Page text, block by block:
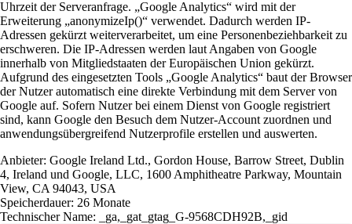
Uhrzeit der Serveranfrage. „Google Analytics“ wird mit der
Erweiterung „anonymizeIp()“ verwendet. Dadurch werden IP-
Adressen gekürzt weiterverarbeitet, um eine Personenbeziehbarkeit zu
erschweren. Die IP-Adressen werden laut Angaben von Google
innerhalb von Mitgliedstaaten der Europäischen Union gekürzt.
Aufgrund des eingesetzten Tools „Google Analytics“ baut der Browser
der Nutzer automatisch eine direkte Verbindung mit dem Server von
Google auf. Sofern Nutzer bei einem Dienst von Google registriert
sind, kann Google den Besuch dem Nutzer-Account zuordnen und
anwendungsübergreifend Nutzerprofile erstellen und auswerten.
Anbieter: Google Ireland Ltd., Gordon House, Barrow Street, Dublin
4, Ireland und Google, LLC, 1600 Amphitheatre Parkway, Mountain
View, CA 94043, USA
Speicherdauer: 26 Monate
Technischer Name: _ga,_gat_gtag_G-9568CDH92B,_gid